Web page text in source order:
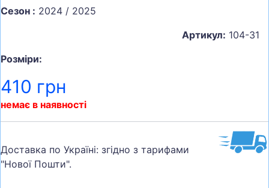
Сезон : 2024 / 2025
Артикул: 104-31
Розміри:
410 грн
немає в наявності
Доставка по Україні: згідно з тарифами
"Нової Пошти".